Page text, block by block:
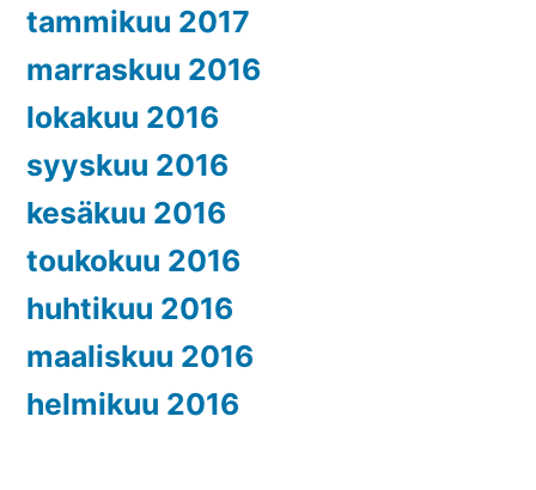
tammikuu 2017
marraskuu 2016
lokakuu 2016
syyskuu 2016
kesäkuu 2016
toukokuu 2016
huhtikuu 2016
maaliskuu 2016
helmikuu 2016